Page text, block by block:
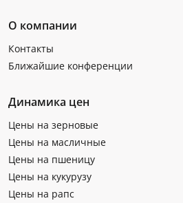
О компании
Контакты
Ближайшие конференции
Динамика цен
Цены на зерновые
Цены на масличные
Цены на пшеницу
Цены на кукурузу
Цены на рапс